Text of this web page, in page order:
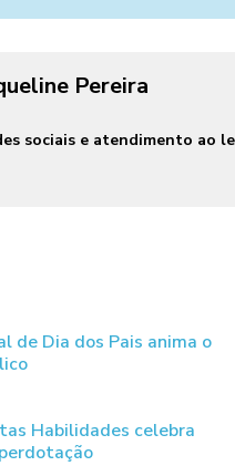
Pereira
sociais e atendimento ao
de Dia dos Pais anima o
Habilidades celebra